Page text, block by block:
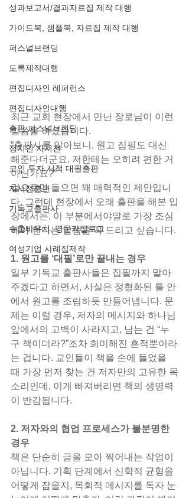
성과보고서/결과자료집 제작 대행
가이드북, 샘플북, 자료집 제작 대행
퍼스널브랜딩
도록제작대행
편집디자인 레퍼런스
편집디자인대행
출판 퍼스널브랜딩
정치인 자서전
코인 투자 서적 대필출판
자서전출판
기독교출판사
수출바우처, 영문카탈로그
여성기업 사례집제작
최근 교회 현장에서 만난 장로님이 이런
말씀을 하셨습니다.
“출판사를 알아보니, 원고 집필도 대신
해준다더군요. 저한테는 오히려 편한 거
아닌가요?”
겉으로만 들으면 꽤 매력적인 제안입니
다. 그런데 현장에서 오래 출판을 해본 입
장에서는, 이 부분에서야말로 가장 조심
해야 한다는 말씀을 꼭 드리고 싶습니다.
1. 원고를 ‘대필’로만 끝내는 경우
일부 기독교 출판사들은 집필까지 맡아
주겠다고 하면서, 사실은 정형화된 틀 안
에서 원고를 조립하듯 만들어냅니다. 문
제는 이럴 경우, 저자의 메시지와 하나님
앞에서의 고백이 사라지고, 남는 건 “누
구 책이더라?”조차 희미해진 흔적뿐이라
는 겁니다. 교인들이 책을 손에 들었을
때 가장 먼저 찾는 건 저자만의 고유한 목
소리인데, 이게 빠져버리면 책의 생명력
이 반감됩니다.
2. 저자와의 협업 프로세스가 불분명한
경우
책은 단순히 글을 모아 찍어내는 작업이
아닙니다. 기획 단계에서 신학적 균형을
어떻게 잡을지, 목회적 메시지를 독자 눈